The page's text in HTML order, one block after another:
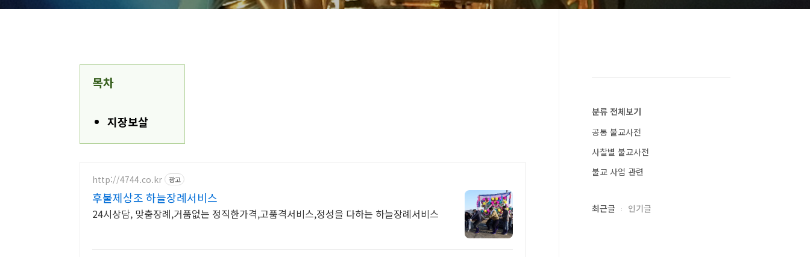
목차
지장보살
http://4744.co.kr 광고
후불제상조 하늘장례서비스
24시상담, 맞춤장례,거품없는 정직한가격,고품격서비스,정성을 다하는 하늘장례서비스
분류 전체보기
공통 불교사전
사찰별 불교사전
불교 사업 관련
최근글 인기글